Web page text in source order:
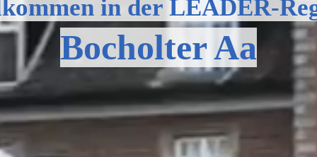
in der LEADER-
Bocholter Aa